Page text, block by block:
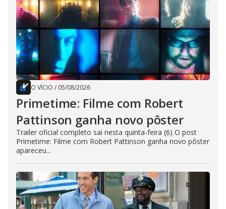
O VÍCIO / 05/08/2026
Primetime: Filme com Robert
Pattinson ganha novo pôster
Trailer oficial completo sai nesta quinta-feira (6) O post
Primetime: Filme com Robert Pattinson ganha novo pôster
apareceu...